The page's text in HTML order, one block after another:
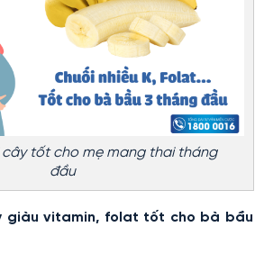
cây tốt cho mẹ mang thai tháng
đầu
giàu vitamin, folat tốt cho bà bầu